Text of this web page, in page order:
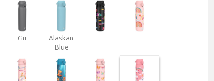
Gri
Alaskan
Blue